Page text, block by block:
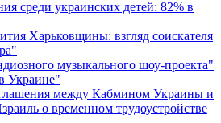
среди украинских детей: 82% в
Харьковщины: взгляд соискателя
музыкального шоу-проекта"
Украине"
между Кабмином Украины и
о временном трудоустройстве